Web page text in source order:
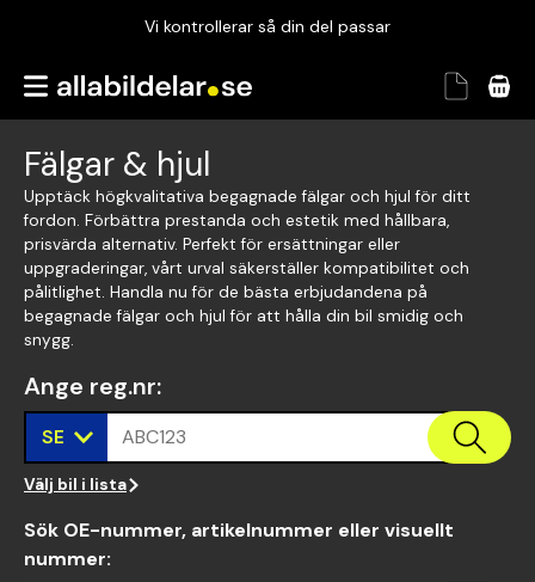
Vi kontrollerar så din del passar
Garanterad passform
Vi kontrollerar så din del passar
Fälgar & hjul
Upptäck högkvalitativa begagnade fälgar och hjul för ditt
fordon. Förbättra prestanda och estetik med hållbara,
prisvärda alternativ. Perfekt för ersättningar eller
uppgraderingar, vårt urval säkerställer kompatibilitet och
pålitlighet. Handla nu för de bästa erbjudandena på
begagnade fälgar och hjul för att hålla din bil smidig och
snygg.
Ange reg.nr:
SE ABC123
Välj bil i lista
Sök OE-nummer, artikelnummer eller visuellt
nummer: